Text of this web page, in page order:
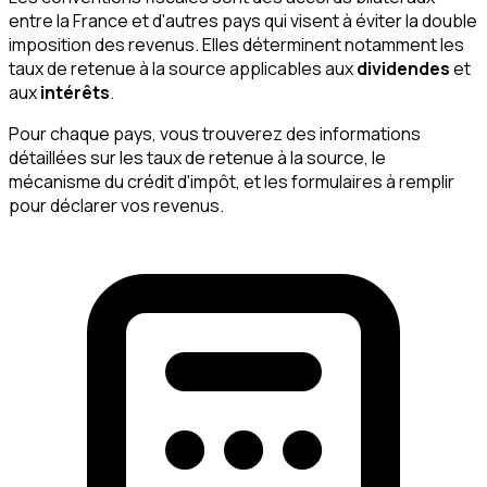
entre la France et d'autres pays qui visent à éviter la double
imposition des revenus. Elles déterminent notamment les
taux de retenue à la source applicables auxdividendeset
auxintérêts.
Pour chaque pays, vous trouverez des informations
détaillées sur les taux de retenue à la source, le
mécanisme du crédit d'impôt, et les formulaires à remplir
pour déclarer vos revenus.